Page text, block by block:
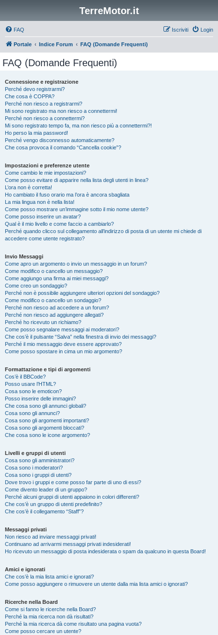
TerreMotor.it
FAQ Login
Iscriviti
Portale Indice Forum FAQ (Domande Frequenti)
FAQ (Domande Frequenti)
Connessione e registrazione
Perché devo registrarmi?
Che cosa è COPPA?
Perché non riesco a registrarmi?
Mi sono registrato ma non riesco a connettermi!
Perché non riesco a connettermi?
Mi sono registrato tempo fa, ma non riesco più a connettermi?!
Ho perso la mia password!
Perché vengo disconnesso automaticamente?
Che cosa provoca il comando “Cancella cookie”?
Impostazioni e preferenze utente
Come cambio le mie impostazioni?
Come posso evitare di apparire nella lista degli utenti in linea?
L’ora non è corretta!
Ho cambiato il fuso orario ma l’ora è ancora sbagliata
La mia lingua non è nella lista!
Come posso mostrare un’immagine sotto il mio nome utente?
Come posso inserire un avatar?
Qual è il mio livello e come faccio a cambiarlo?
Perché quando clicco sul collegamento all’indirizzo di posta di un utente mi chiede di
accedere come utente registrato?
Invio Messaggi
Come apro un argomento o invio un messaggio in un forum?
Come modifico o cancello un messaggio?
Come aggiungo una firma ai miei messaggi?
Come creo un sondaggio?
Perché non è possibile aggiungere ulteriori opzioni del sondaggio?
Come modifico o cancello un sondaggio?
Perché non riesco ad accedere a un forum?
Perché non riesco ad aggiungere allegati?
Perché ho ricevuto un richiamo?
Come posso segnalare messaggi ai moderatori?
Che cos’è il pulsante “Salva” nella finestra di invio dei messaggi?
Perché il mio messaggio deve essere approvato?
Come posso spostare in cima un mio argomento?
Formattazione e tipi di argomenti
Cos’è il BBCode?
Posso usare l’HTML?
Cosa sono le emoticon?
Posso inserire delle immagini?
Che cosa sono gli annunci globali?
Cosa sono gli annunci?
Cosa sono gli argomenti importanti?
Cosa sono gli argomenti bloccati?
Che cosa sono le icone argomento?
Livelli e gruppi di utenti
Cosa sono gli amministratori?
Cosa sono i moderatori?
Cosa sono i gruppi di utenti?
Dove trovo i gruppi e come posso far parte di uno di essi?
Come divento leader di un gruppo?
Perché alcuni gruppi di utenti appaiono in colori differenti?
Che cos’è un gruppo di utenti predefinito?
Che cos’è il collegamento “Staff”?
Messaggi privati
Non riesco ad inviare messaggi privati!
Continuano ad arrivarmi messaggi privati indesiderati!
Ho ricevuto un messaggio di posta indesiderata o spam da qualcuno in questa Board!
Amici e ignorati
Che cos’è la mia lista amici e ignorati?
Come posso aggiungere o rimuovere un utente dalla mia lista amici o ignorati?
Ricerche nella Board
Come si fanno le ricerche nella Board?
Perché la mia ricerca non dà risultati?
Perché la mia ricerca dà come risultato una pagina vuota?
Come posso cercare un utente?